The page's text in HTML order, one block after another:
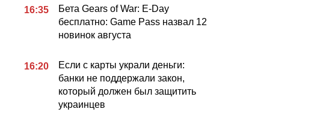
16:35
Бета Gears of War: E-Day
бесплатно: Game Pass назвал 12
новинок августа
16:20
Если с карты украли деньги:
банки не поддержали закон,
который должен был защитить
украинцев